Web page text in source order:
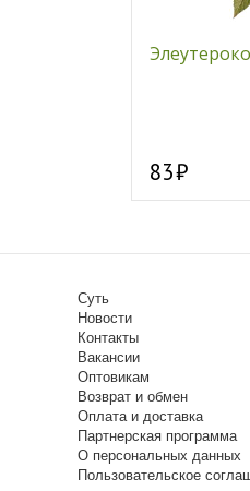
83
Суть
Новости
Контакты
Вакансии
Оптовикам
Возврат и обмен
Оплата и доставка
Партнерская программа
О персональных данных
Пользовательское